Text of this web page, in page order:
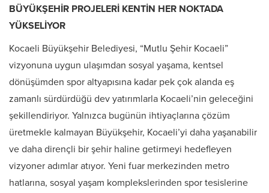
BÜYÜKŞEHİR PROJELERİ KENTİN HER NOKTADA
YÜKSELİYOR
Kocaeli Büyükşehir Belediyesi, “Mutlu Şehir Kocaeli”
vizyonuna uygun ulaşımdan sosyal yaşama, kentsel
dönüşümden spor altyapısına kadar pek çok alanda eş
zamanlı sürdürdüğü dev yatırımlarla Kocaeli’nin geleceğini
şekillendiriyor. Yalnızca bugünün ihtiyaçlarına çözüm
üretmekle kalmayan Büyükşehir, Kocaeli’yi daha yaşanabilir
ve daha dirençli bir şehir haline getirmeyi hedefleyen
vizyoner adımlar atıyor. Yeni fuar merkezinden metro
hatlarına, sosyal yaşam komplekslerinden spor tesislerine